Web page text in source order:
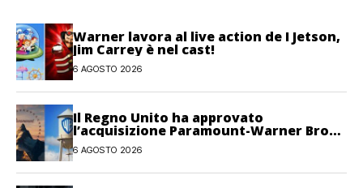
Warner lavora al live action de I Jetson,
Jim Carrey è nel cast!
6 AGOSTO 2026
Il Regno Unito ha approvato
l’acquisizione Paramount-Warner Bros
Discovery
6 AGOSTO 2026